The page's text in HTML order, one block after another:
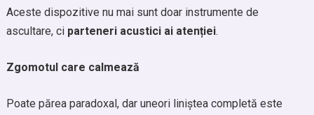
Aceste dispozitive nu mai sunt doar instrumente de
ascultare, ci parteneri acustici ai atenției.
Zgomotul care calmează
Poate părea paradoxal, dar uneori liniștea completă este